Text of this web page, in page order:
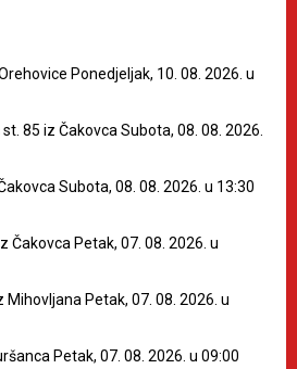
Ponedjeljak, 10. 08. 2026. u
st. 85 iz Čakovca Subota, 08. 08. 2026.
Subota, 08. 08. 2026. u 13:30
Čakovca Petak, 07. 08. 2026. u
Mihovljana Petak, 07. 08. 2026. u
Petak, 07. 08. 2026. u 09:00